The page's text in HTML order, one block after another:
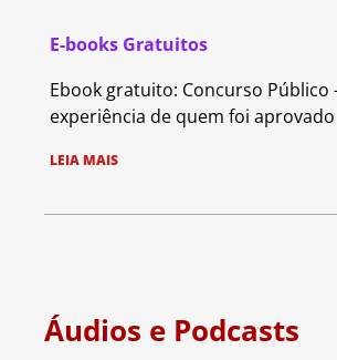
E-books Gratuitos
Ebook gratuito: Concurso Público
experiência de quem foi aprovado
LEIA MAIS
Áudios e Podcasts